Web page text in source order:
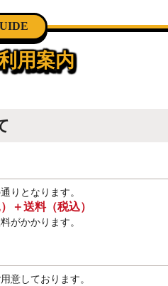
用案内
りとなります。
＋送料（税込）
がかかります。
意しております。